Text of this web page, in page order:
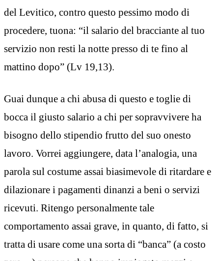
del Levitico, contro questo pessimo modo di
procedere, tuona: “il salario del bracciante al tuo
servizio non resti la notte presso di te fino al
mattino dopo” (Lv 19,13).
Guai dunque a chi abusa di questo e toglie di
bocca il giusto salario a chi per sopravvivere ha
bisogno dello stipendio frutto del suo onesto
lavoro. Vorrei aggiungere, data l’analogia, una
parola sul costume assai biasimevole di ritardare e
dilazionare i pagamenti dinanzi a beni o servizi
ricevuti. Ritengo personalmente tale
comportamento assai grave, in quanto, di fatto, si
tratta di usare come una sorta di “banca” (a costo